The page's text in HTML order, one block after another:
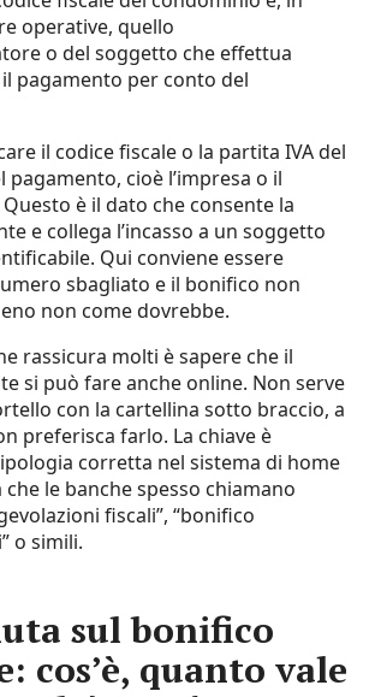
operative, quello
o del soggetto che effettua
pagamento per conto del
il codice fiscale o la partita IVA del
cioè l’impresa o il
è il dato che consente la
e collega l’incasso a un soggetto
Qui conviene essere
sbagliato e il bonifico non
non come dovrebbe.
rassicura molti è sapere che il
si può fare anche online. Non serve
con la cartellina sotto braccio, a
preferisca farlo. La chiave è
corretta nel sistema di home
le banche spesso chiamano
fiscali”, “bonifico
o simili.
sul bonifico
cos’è, quanto vale